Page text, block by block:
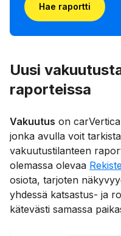
Hae raportti
Uusi
raporteissa
Vakuutus on
jonka avulla voit
vakuutustilanteen
olemassa olevaa
osiota, tarjoten
yhdessä katsastus- ja
kätevästi samassa